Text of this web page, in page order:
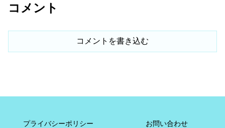
コメント
コメントを書き込む
プライバシーポリシー お問い合わせ